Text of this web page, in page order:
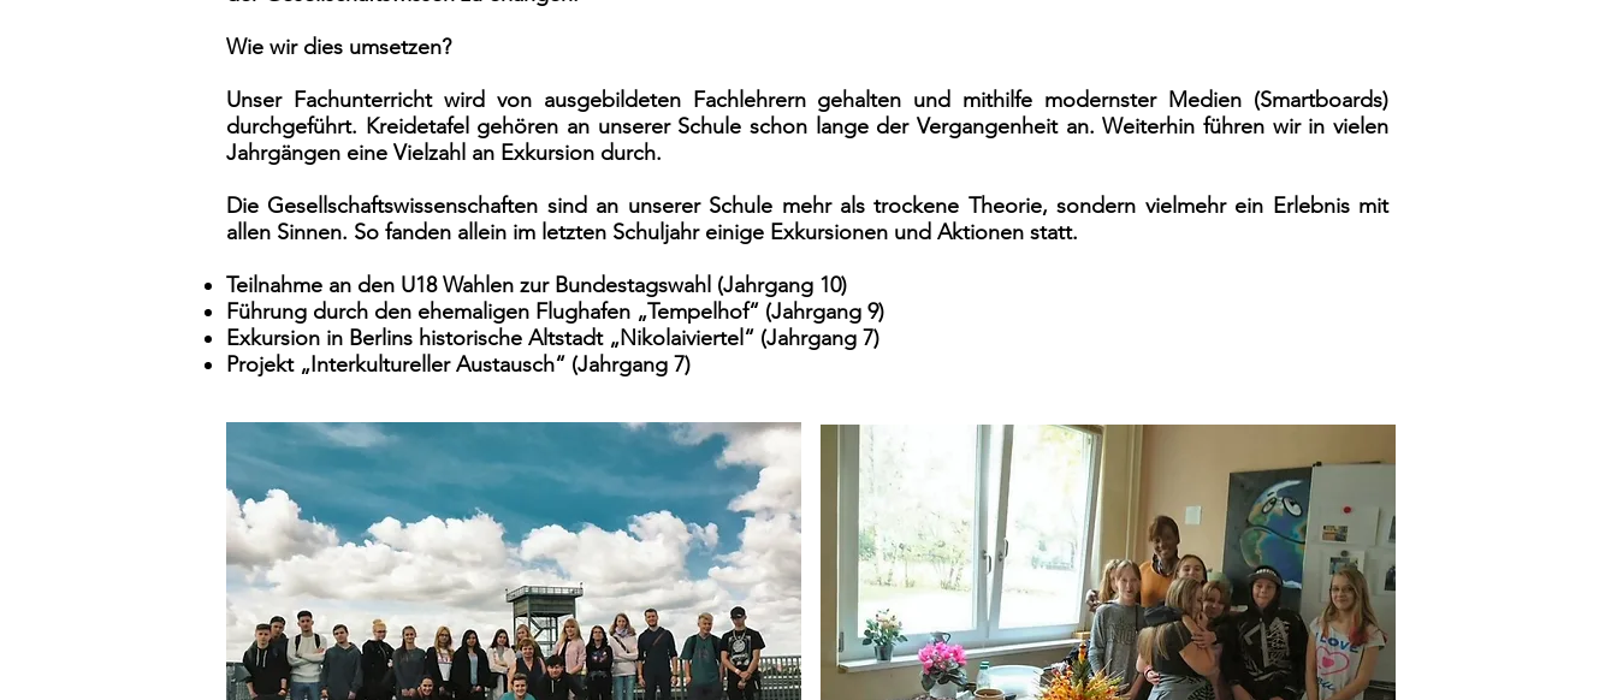
Wie wir dies umsetzen?
Unser Fachunterricht wird von ausgebildeten Fachlehrern gehalten und mithilfe modernster Medien (Smartboards)
durchgeführt. Kreidetafel gehören an unserer Schule schon lange der Vergangenheit an. Weiterhin führen wir in vielen
Jahrgängen eine Vielzahl an Exkursion durch.
Die Gesellschaftswissenschaften sind an unserer Schule mehr als trockene Theorie, sondern vielmehr ein Erlebnis mit
allen Sinnen. So fanden allein im letzten Schuljahr einige Exkursionen und Aktionen statt.
Teilnahme an den U18 Wahlen zur Bundestagswahl (Jahrgang 10)
Führung durch den ehemaligen Flughafen „Tempelhof“ (Jahrgang 9)
Exkursion in Berlins historische Altstadt „Nikolaiviertel“ (Jahrgang 7)
Projekt „Interkultureller Austausch“ (Jahrgang 7)